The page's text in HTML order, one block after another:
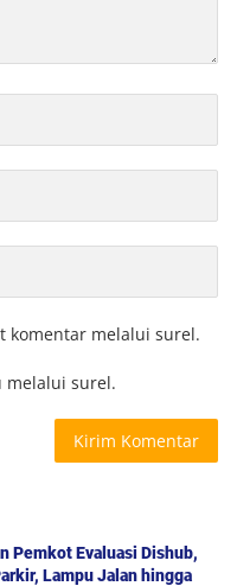
komentar melalui surel.
melalui surel.
Pemkot Evaluasi Dishub,
Lampu Jalan hingga